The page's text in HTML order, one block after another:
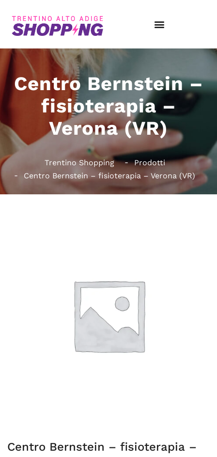
Centro Bernstein –
fisioterapia –
Verona (VR)
Trentino Shopping
Prodotti
Centro Bernstein – fisioterapia – Verona (VR)
Centro Bernstein – fisioterapia –